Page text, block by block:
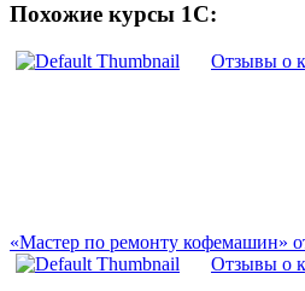
Похожие курсы 1С:
Отзывы о
«Мастер по ремонту кофемашин»
Отзывы о